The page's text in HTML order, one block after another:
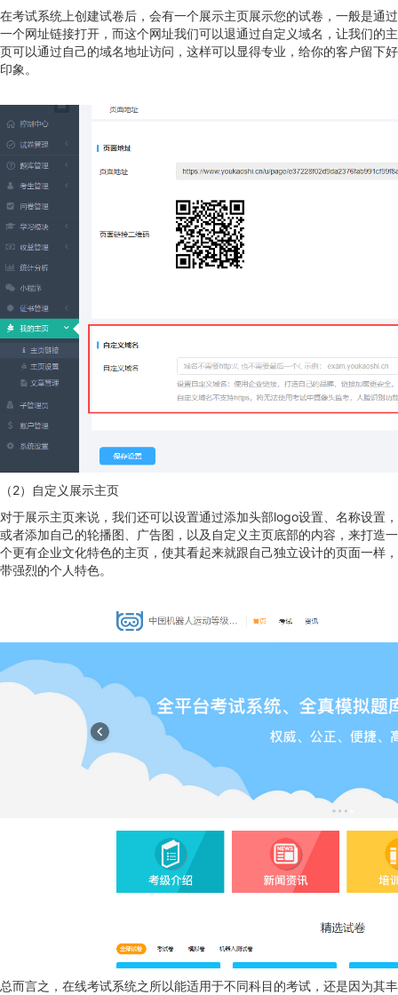
在考试系统上创建试卷后，会有一个展示主页展示您的试卷，一般是通过
一个网址链接打开，而这个网址我们可以退通过自定义域名，让我们的主
页可以通过自己的域名地址访问，这样可以显得专业，给你的客户留下好
印象。
（2）自定义展示主页
对于展示主页来说，我们还可以设置通过添加头部logo设置、名称设置，
或者添加自己的轮播图、广告图，以及自定义主页底部的内容，来打造一
个更有企业文化特色的主页，使其看起来就跟自己独立设计的页面一样，
带强烈的个人特色。
总而言之，在线考试系统之所以能适用于不同科目的考试，还是因为其丰